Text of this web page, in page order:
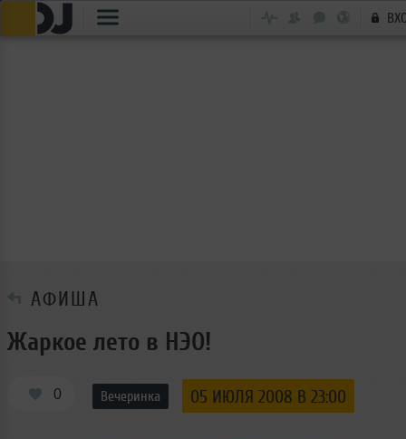
АФИША
Жаркое лето в НЭО!
0 Вечеринка 05 ИЮЛЯ 2008 В 23:00